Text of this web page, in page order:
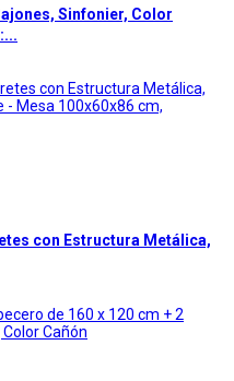
Sinfonier, Color
con Estructura Metálica,